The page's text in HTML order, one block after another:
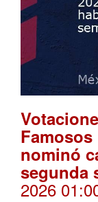
Famosos
nominó
segunda
2026